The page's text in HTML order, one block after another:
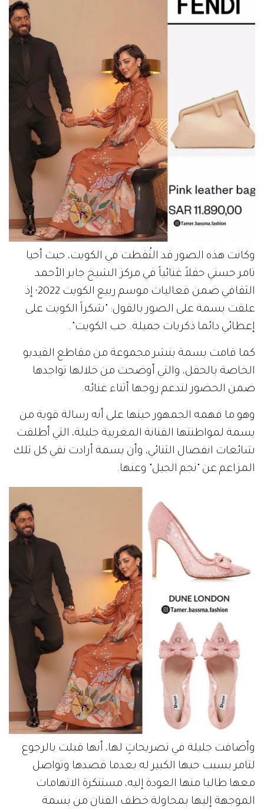
وكانت هذه الصور قد التُقطت في الكويت، حيث أحيا
تامر حسني حفلاً غنائياً في مركز الشيخ جابر الأحمد
الثقافي ضمن فعاليات موسم ربيع الكويت 2022؛ إذ
علقت بسمة على الصور بالقول: "شكراً الكويت على
إعطائي دائما ذكريات جميلة. حب الكويت".
كما قامت بسمة بنشر مجموعة من مقاطع الفيديو
الخاصة بالحفل، والتي أوضحت من خلالها تواجدها
ضمن الحضور لتدعم زوجها أثناء غنائه.
وهو ما فهمه الجمهور حينها على أنه رسالة قوية من
بسمة لمواطنتها الفنانة المغربية جليلة، التي أطلقت
شائعات انفصال الثنائي، وأن بسمة أرادت نفي كل تلك
المزاعم عن "نجم الجيل" وعنها.
وأضافت جليلة في تصريحاتٍ لها، أنها قبلت بالرجوع
لتامر بسبب حبها الكبير له بعدما قصدها وتواصل
معها طالبا منها العودة إليه، مستنكرة الاتهامات
الموجهة إليها بمحاولة خطف الفنان من بسمة